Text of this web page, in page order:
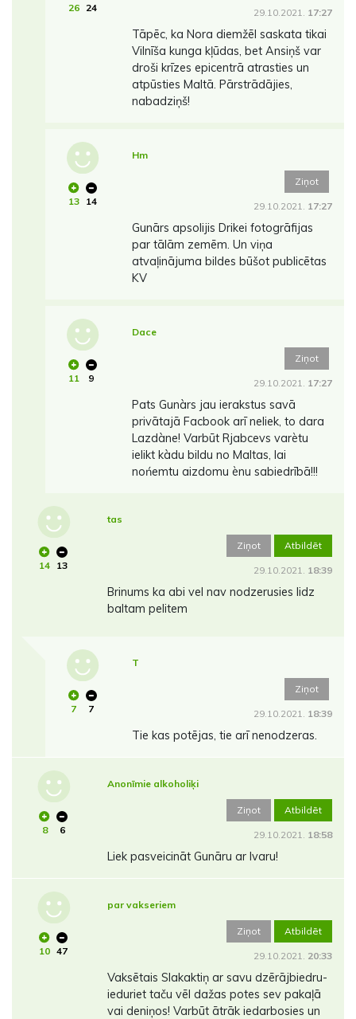
26 24 29.10.2021. 17:27
Tāpēc, ka Nora diemžēl saskata tikai
Vilnīša kunga kļūdas, bet Ansiņš var
droši krīzes epicentrā atrasties un
atpūsties Maltā. Pārstrādājies,
nabadziņš!
13 14
Hm
Ziņot
29.10.2021. 17:27
Gunārs apsolijis Drikei fotogrāfijas
par tālām zemēm. Un viņa
atvaļinājuma bildes būšot publicētas
KV
11 9
Dace
Ziņot
29.10.2021. 17:27
Pats Gunàrs jau ierakstus savā
privātajā Facbook arī neliek, to dara
Lazdàne! Varbūt Rjabcevs varètu
ielikt kàdu bildu no Maltas, lai
nońemtu aizdomu ènu sabiedrībā!!!
14 13
tas
Ziņot Atbildēt
29.10.2021. 18:39
Brinums ka abi vel nav nodzerusies lidz
baltam pelitem
7 7
T
Ziņot
29.10.2021. 18:39
Tie kas potējas, tie arī nenodzeras.
8 6
Anonīmie alkoholiķi
Ziņot Atbildēt
29.10.2021. 18:58
Liek pasveicināt Gunāru ar Ivaru!
10 47
par vakseriem
Ziņot Atbildēt
29.10.2021. 20:33
Vaksētais Slakaktiņ ar savu dzērājbiedru-
ieduriet taču vēl dažas potes sev pakaļā
vai deniņos! Varbūt ātrāk iedarbosies un